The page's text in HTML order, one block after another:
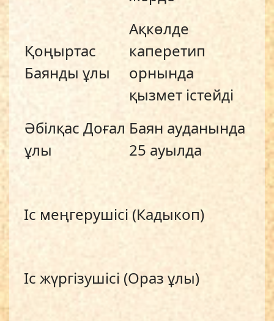
Қоңыртас
Баянды ұлы
Ақкөлде
каперетип
орнында
қызмет істейді
Әбілқас Доғал
ұлы
Баян ауданында
25 ауылда
Іс меңгерушісі (Кадыкоп)
Іс жүргізушісі (Ораз ұлы)